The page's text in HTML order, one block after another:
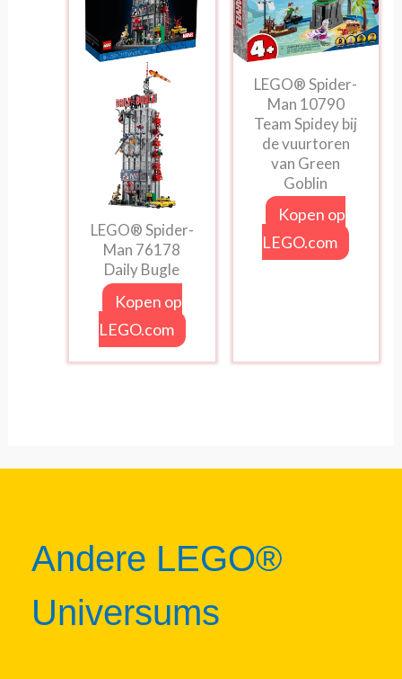
LEGO® Spider-
Man 76178
Daily Bugle
Kopen op
LEGO.com
LEGO® Spider-
Man 10790
Team Spidey bij
de vuurtoren
van Green
Goblin
Kopen op
LEGO.com
Andere LEGO®
Universums